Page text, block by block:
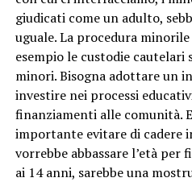
giudicati come un adulto,
uguale. La procedura minorile
esempio le custodie cautelari
minori. Bisogna adottare un
investire nei processi
finanziamenti alle comunità.
importante evitare di cadere
vorrebbe abbassare l’età
ai 14 anni, sarebbe una